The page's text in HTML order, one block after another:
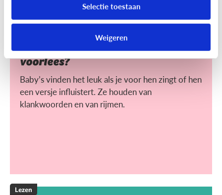
Selectie toestaan
Weigeren
Heeft het nut dat ik mijn baby
voorlees?
Baby’s vinden het leuk als je voor hen zingt of hen
een versje influistert. Ze houden van
klankwoorden en van rijmen.
Lezen